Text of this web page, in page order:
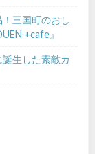
三国町のおし
+cafe』
生した素敵カ